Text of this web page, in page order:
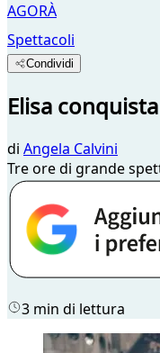
AGORÀ
Spettacoli
Condividi
Elisa
di Angela Calvini
Tre ore di grande
3 min di lettura